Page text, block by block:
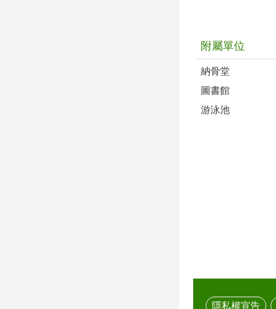
附屬單位
納骨堂
圖書館
游泳池
隱私權宣告